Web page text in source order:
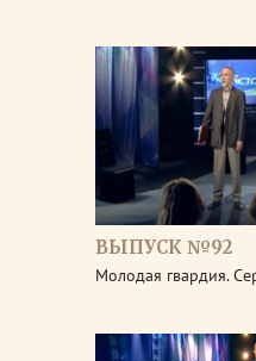
ВЫПУСК №92
Молодая гвардия.